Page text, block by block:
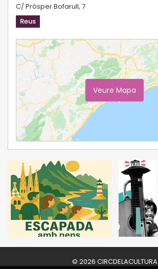
C/ Pròsper Bofarull, 7
Reus
Veure Mapa
© 2026 CIRCDELACULTURA